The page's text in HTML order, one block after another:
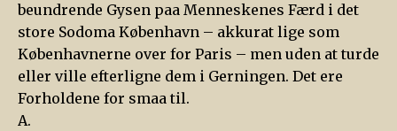
beundrende Gysen paa Menneskenes Færd i det
store Sodoma København – akkurat lige som
Københavnerne over for Paris – men uden at turde
eller ville efterligne dem i Gerningen. Det ere
Forholdene for smaa til.
A.